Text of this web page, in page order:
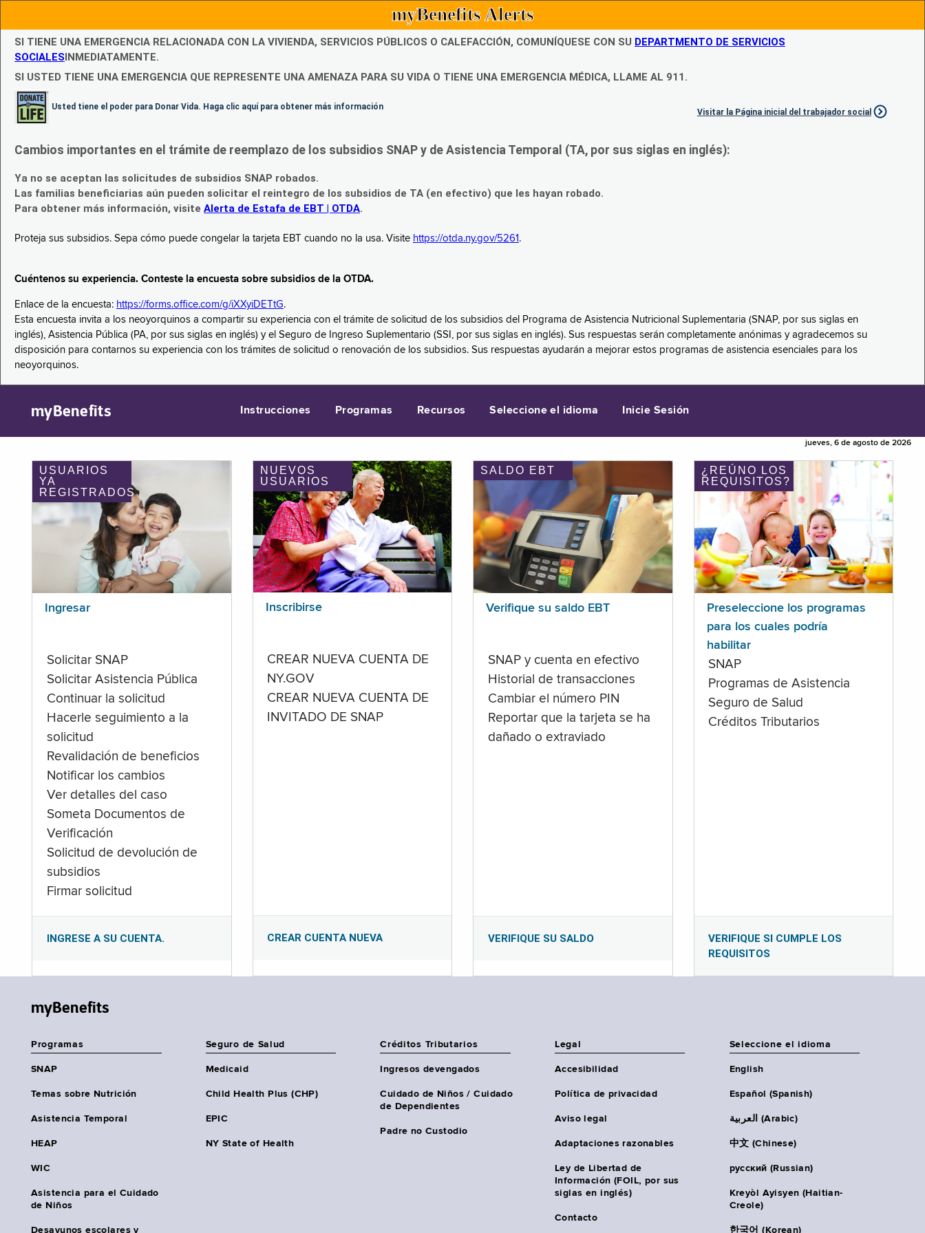
myBenefits Alerts
SI TIENE UNA EMERGENCIA RELACIONADA CON LA VIVIENDA, SERVICIOS PÚBLICOS O CALEFACCIÓN, COMUNÍQUESE CON SU DEPARTMENTO DE SERVICIOS
SOCIALESINMEDIATAMENTE.
SI USTED TIENE UNA EMERGENCIA QUE REPRESENTE UNA AMENAZA PARA SU VIDA O TIENE UNA EMERGENCIA MÉDICA, LLAME AL 911.
Usted tiene el poder para Donar Vida. Haga clic aquí para obtener más información
Visitar la Página inicial del trabajador social
Cambios importantes en el trámite de reemplazo de los subsidios SNAP y de Asistencia Temporal (TA, por sus siglas en inglés):
Ya no se aceptan las solicitudes de subsidios SNAP robados.
Las familias beneficiarias aún pueden solicitar el reintegro de los subsidios de TA (en efectivo) que les hayan robado.
Para obtener más información, visite Alerta de Estafa de EBT | OTDA.
Proteja sus subsidios. Sepa cómo puede congelar la tarjeta EBT cuando no la usa. Visite https://otda.ny.gov/5261 .
Cuéntenos su experiencia. Conteste la encuesta sobre subsidios de la OTDA.
Enlace de la encuesta: https://forms.office.com/g/iXXyiDETtG.
Esta encuesta invita a los neoyorquinos a compartir su experiencia con el trámite de solicitud de los subsidios del Programa de Asistencia Nutricional Suplementaria (SNAP, por sus siglas en
inglés), Asistencia Pública (PA, por sus siglas en inglés) y el Seguro de Ingreso Suplementario (SSI, por sus siglas en inglés). Sus respuestas serán completamente anónimas y agradecemos su
disposición para contarnos su experiencia con los trámites de solicitud o renovación de los subsidios. Sus respuestas ayudarán a mejorar estos programas de asistencia esenciales para los
neoyorquinos.
myBenefits Instrucciones Programas Recursos Seleccione el idioma Inicie Sesión
jueves, 6 de agosto de 2026
USUARIOS
YA
REGISTRADOS
Ingresar
Solicitar SNAP
Solicitar Asistencia Pública
Continuar la solicitud
Hacerle seguimiento a la
solicitud
Revalidación de beneficios
Notificar los cambios
Ver detalles del caso
Someta Documentos de
Verificación
Solicitud de devolución de
subsidios
Firmar solicitud
INGRESE A SU CUENTA.
NUEVOS
USUARIOS
Inscribirse
CREAR NUEVA CUENTA DE
NY.GOV
CREAR NUEVA CUENTA DE
INVITADO DE SNAP
CREAR CUENTA NUEVA
SALDO EBT
Verifique su saldo EBT
SNAP y cuenta en efectivo
Historial de transacciones
Cambiar el número PIN
Reportar que la tarjeta se ha
dañado o extraviado
VERIFIQUE SU SALDO
¿REÚNO LOS
REQUISITOS?
Preseleccione los programas
para los cuales podría
habilitar
SNAP
Programas de Asistencia
Seguro de Salud
Créditos Tributarios
VERIFIQUE SI CUMPLE LOS
REQUISITOS
myBenefits
Programas
SNAP
Temas sobre Nutrición
Asistencia Temporal
HEAP
WIC
Asistencia para el Cuidado
de Niños
Desayunos escolares y
Seguro de Salud
Medicaid
Child Health Plus (CHP)
EPIC
NY State of Health
Créditos Tributarios
Ingresos devengados
Cuidado de Niños / Cuidado
de Dependientes
Padre no Custodio
Legal
Accesibilidad
Política de privacidad
Aviso legal
Adaptaciones razonables
Ley de Libertad de
Información (FOIL, por sus
siglas en inglés)
Contacto
Seleccione el idioma
English
Español (Spanish)
العربية (Arabic)
中文 (Chinese)
русский (Russian)
Kreyòl Ayisyen (Haitian-
Creole)
한국어 (Korean)